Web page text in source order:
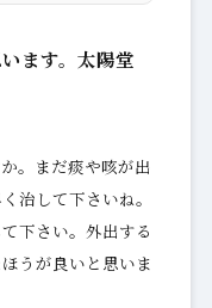
ます。太陽堂
。まだ痰や咳が出
治して下さいね。
下さい。外出する
うが良いと思いま